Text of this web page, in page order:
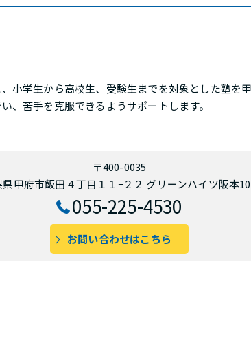
小学生から高校生、受験生までを対象とした塾を
、苦手を克服できるようサポートします。
〒400-0035
県甲府市飯田４丁目１１−２２ グリーンハイツ阪本
055-225-4530
お問い合わせはこちら